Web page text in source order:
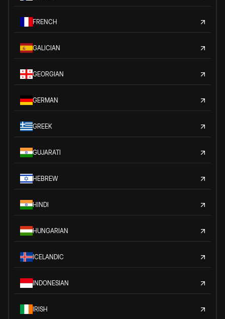
FRENCH
GALICIAN
GEORGIAN
GERMAN
GREEK
GUJARATI
HEBREW
HINDI
HUNGARIAN
ICELANDIC
INDONESIAN
IRISH